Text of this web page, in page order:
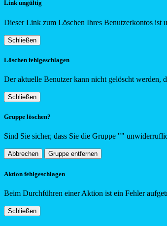
Link ungültig
Dieser Link zum Löschen Ihres Benutzerkontos ist
Schließen
Löschen fehlgeschlagen
Der aktuelle Benutzer kann nicht gelöscht werden,
Schließen
Gruppe löschen?
Sind Sie sicher, dass Sie die Gruppe ""
Abbrechen Gruppe entfernen
Aktion fehlgeschlagen
Beim Durchführen einer Aktion ist ein Fehler
Schließen